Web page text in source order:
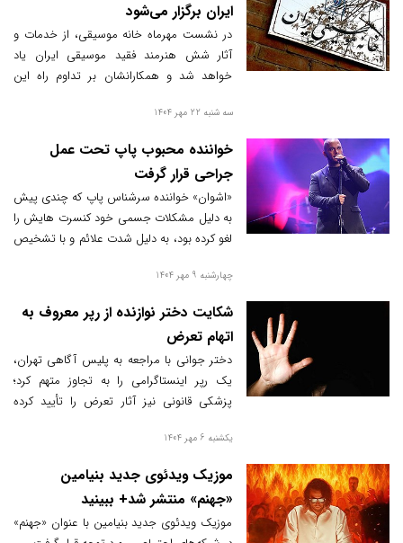
ایران برگزار می‌شود
در نشست مهرماه خانه موسیقی، از خدمات و
آثار شش هنرمند فقید موسیقی ایران یاد
خواهد شد و همکارانشان بر تداوم راه این
سه شنبه 22 مهر 1404
خواننده محبوب پاپ تحت عمل
جراحی قرار گرفت
«اشوان» خواننده سرشناس پاپ که چندی پیش
به دلیل مشکلات جسمی خود کنسرت هایش را
لغو‌ کرده بود، به دلیل شدت علائم و با تشخیص
گرفت.
چهارشنبه 9 مهر 1404
شکایت دختر نوازنده از رپر معروف به
اتهام تعرض
دختر جوانی با مراجعه به پلیس آگاهی تهران،
یک رپر اینستاگرامی را به تجاوز متهم کرد؛
پزشکی قانونی نیز آثار تعرض را تأیید کرده
یکشنبه 6 مهر 1404
موزیک ویدئوی جدید بنیامین
«جهنم» منتشر شد+ ببینید
موزیک ویدئوی جدید بنیامین با عنوان «جهنم»